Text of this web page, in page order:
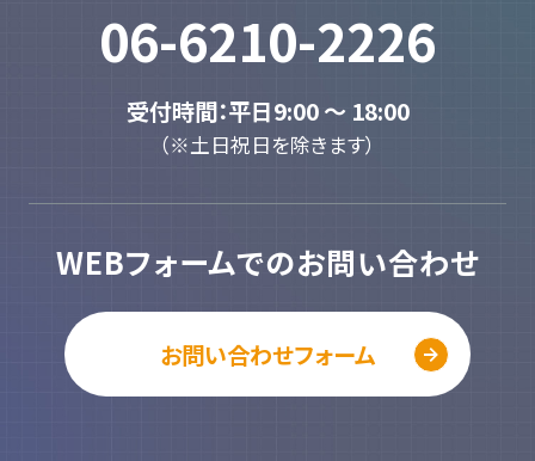
06-6210-2226
受付時間：平日9:00 ～ 18:00
（※土日祝日を除きます）
WEBフォームでのお問い合わせ
お問い合わせフォーム